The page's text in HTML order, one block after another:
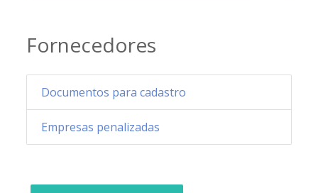
Fornecedores
Documentos para cadastro
Empresas penalizadas